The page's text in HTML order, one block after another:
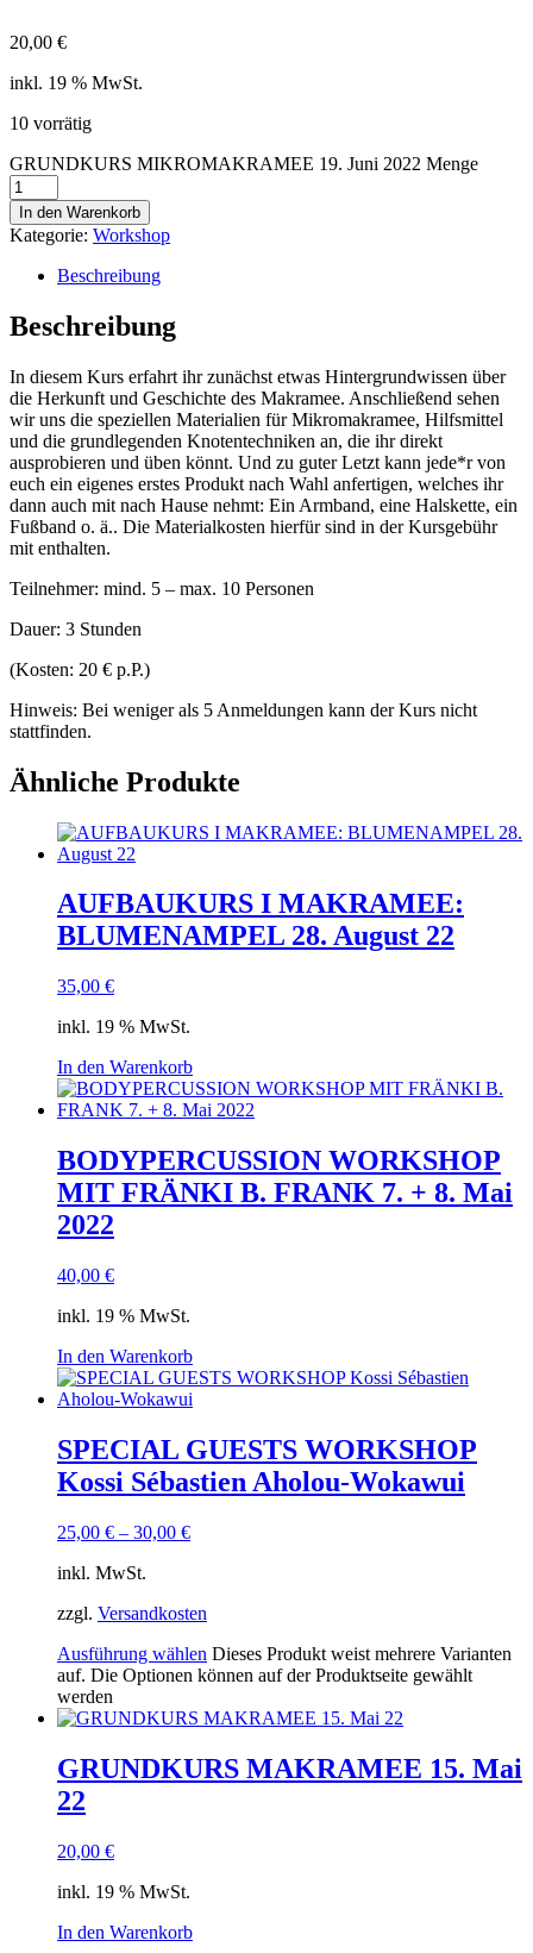
20,00 €
inkl. 19 % MwSt.
10 vorrätig
GRUNDKURS MIKROMAKRAMEE 19. Juni 2022 Menge
In den Warenkorb
Kategorie: Workshop
Beschreibung
Beschreibung
In diesem Kurs erfahrt ihr zunächst etwas Hintergrundwissen über
die Herkunft und Geschichte des Makramee. Anschließend sehen
wir uns die speziellen Materialien für Mikromakramee, Hilfsmittel
und die grundlegenden Knotentechniken an, die ihr direkt
ausprobieren und üben könnt. Und zu guter Letzt kann jede*r von
euch ein eigenes erstes Produkt nach Wahl anfertigen, welches ihr
dann auch mit nach Hause nehmt: Ein Armband, eine Halskette, ein
Fußband o. ä.. Die Materialkosten hierfür sind in der Kursgebühr
mit enthalten.
Teilnehmer: mind. 5 – max. 10 Personen
Dauer: 3 Stunden
(Kosten: 20 € p.P.)
Hinweis: Bei weniger als 5 Anmeldungen kann der Kurs nicht
stattfinden.
Ähnliche Produkte
AUFBAUKURS I MAKRAMEE:
BLUMENAMPEL 28. August 22
35,00 €
inkl. 19 % MwSt.
In den Warenkorb
BODYPERCUSSION WORKSHOP
MIT FRÄNKI B. FRANK 7. + 8. Mai
2022
40,00 €
inkl. 19 % MwSt.
In den Warenkorb
SPECIAL GUESTS WORKSHOP
Kossi Sébastien Aholou-Wokawui
25,00 € – 30,00 €
inkl. MwSt.
zzgl. Versandkosten
Ausführung wählen Dieses Produkt weist mehrere Varianten
auf. Die Optionen können auf der Produktseite gewählt
werden
GRUNDKURS MAKRAMEE 15. Mai
22
20,00 €
inkl. 19 % MwSt.
In den Warenkorb